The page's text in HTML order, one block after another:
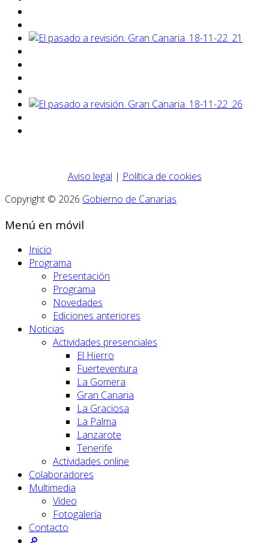
Aviso legal | Política de cookies
Copyright © 2026 Gobierno de Canarias
Menú en móvil
Inicio
Programa
Presentación
Programa
Novedades
Ediciones anteriores
Noticias
Actividades presenciales
El Hierro
Fuerteventura
La Gomera
Gran Canaria
La Graciosa
La Palma
Lanzarote
Tenerife
Actividades online
Colaboradores
Multimedia
Vídeo
Fotogalería
Contacto